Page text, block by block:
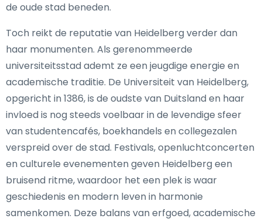
de oude stad beneden.
Toch reikt de reputatie van Heidelberg verder dan
haar monumenten. Als gerenommeerde
universiteitsstad ademt ze een jeugdige energie en
academische traditie. De Universiteit van Heidelberg,
opgericht in 1386, is de oudste van Duitsland en haar
invloed is nog steeds voelbaar in de levendige sfeer
van studentencafés, boekhandels en collegezalen
verspreid over de stad. Festivals, openluchtconcerten
en culturele evenementen geven Heidelberg een
bruisend ritme, waardoor het een plek is waar
geschiedenis en modern leven in harmonie
samenkomen. Deze balans van erfgoed, academische